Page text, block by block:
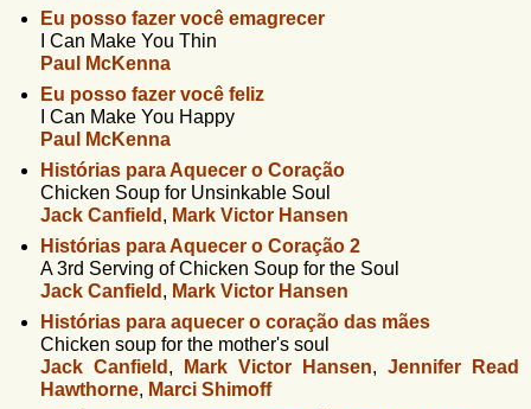
b
s
a
Eu posso fazer você emagrecer
I Can Make You Thin
Paul McKenna
Eu posso fazer você feliz
I Can Make You Happy
Paul McKenna
Histórias para Aquecer o Coração
Chicken Soup for Unsinkable Soul
Jack Canfield , Mark Victor Hansen
Histórias para Aquecer o Coração 2
A 3rd Serving of Chicken Soup for the Soul
Jack Canfield , Mark Victor Hansen
Histórias para aquecer o coração das mães
Chicken soup for the mother's soul
Jack Canfield , Mark Victor Hansen, Jennifer Read
Hawthorne, Marci Shimoff